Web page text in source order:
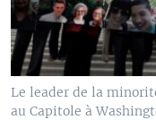
Le leader de la
au Capitole à